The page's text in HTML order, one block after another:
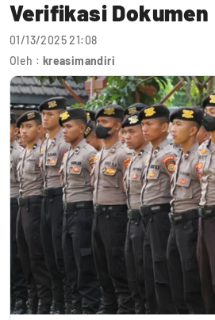
Verifikasi Dokumen
01/13/2025 21:08
Oleh : kreasimandiri